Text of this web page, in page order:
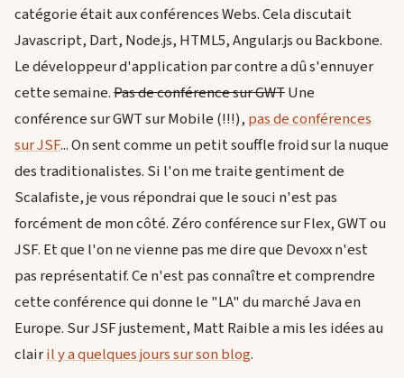
catégorie était aux conférences Webs. Cela discutait
Javascript, Dart, Node.js, HTML5, Angular.js ou Backbone.
Le développeur d'application par contre a dû s'ennuyer
cette semaine.Pas de conférence sur GWTUne
conférence sur GWT sur Mobile (!!!), pas de conférences
sur JSF... On sent comme un petit souffle froid sur la nuque
des traditionalistes. Si l'on me traite gentiment de
Scalafiste, je vous répondrai que le souci n'est pas
forcément de mon côté. Zéro conférence sur Flex, GWT ou
JSF. Et que l'on ne vienne pas me dire que Devoxx n'est
pas représentatif. Ce n'est pas connaître et comprendre
cette conférence qui donne le "LA" du marché Java en
Europe. Sur JSF justement, Matt Raible a mis les idées au
clairil y a quelques jours sur son blog.